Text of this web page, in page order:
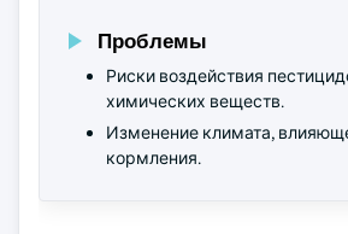
Проблемы
Риски воздействия
химических веществ.
Изменение климата,
кормления.